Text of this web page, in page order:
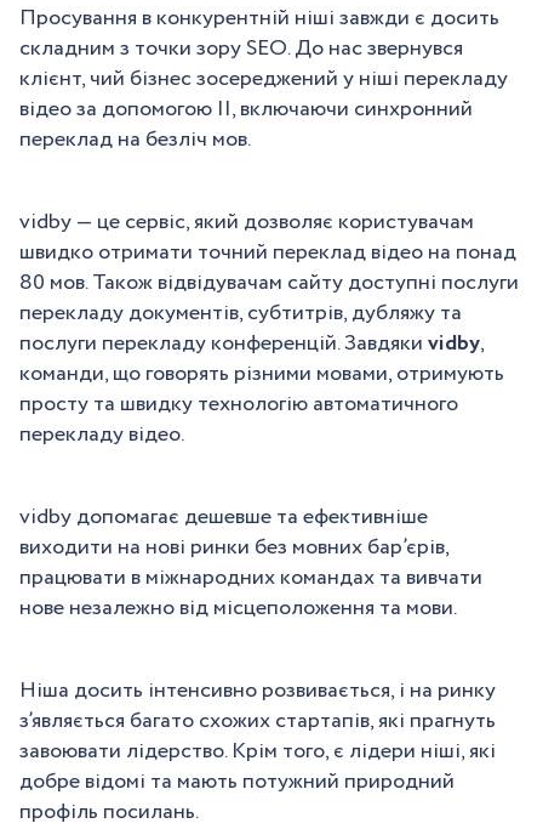
Просування в конкурентній ніші завжди є досить
складним з точки зору SEO. До нас звернувся
клієнт, чий бізнес зосереджений у ніші перекладу
відео за допомогою ІІ, включаючи синхронний
переклад на безліч мов.
vidby — це сервіс, який дозволяє користувачам
швидко отримати точний переклад відео на понад
80 мов. Також відвідувачам сайту доступні послуги
перекладу документів, субтитрів, дубляжу та
послуги перекладу конференцій. Завдякиvidby,
команди, що говорять різними мовами, отримують
просту та швидку технологію автоматичного
перекладу відео.
vidby допомагає дешевше та ефективніше
виходити на нові ринки без мовних бар’єрів,
працювати в міжнародних командах та вивчати
нове незалежно від місцеположення та мови.
Ніша досить інтенсивно розвивається, і на ринку
з’являється багато схожих стартапів, які прагнуть
завоювати лідерство. Крім того, є лідери ніші, які
добре відомі та мають потужний природний
профіль посилань.